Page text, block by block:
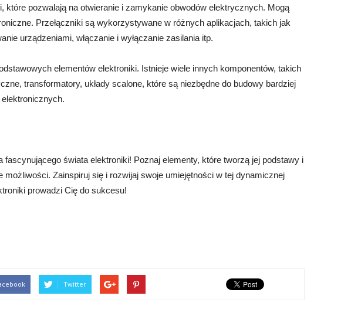
które pozwalają na otwieranie i zamykanie obwodów elektrycznych. Mogą
Przełączniki są wykorzystywane w różnych aplikacjach, takich jak
urządzeniami, włączanie i wyłączanie zasilania itp.
elementów elektroniki. Istnieje wiele innych komponentów, takich
transformatory, układy scalone, które są niezbędne do budowy bardziej
fascynującego świata elektroniki! Poznaj elementy, które tworzą jej podstawy i
możliwości. Zainspiruj się i rozwijaj swoje umiejętności w tej dynamicznej
prowadzi Cię do sukcesu!
Twitter